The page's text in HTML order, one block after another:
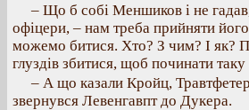
– Що б собі Меншиков і не
офіцери, – нам треба прийняти
можемо битися. Хто? З чим? І як?
глуздів збитися, щоб починати таку
– А що казали Кройц,
звернувся Левенгавпт до Дукера.